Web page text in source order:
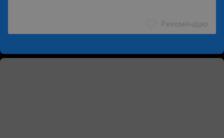
Рекомендую